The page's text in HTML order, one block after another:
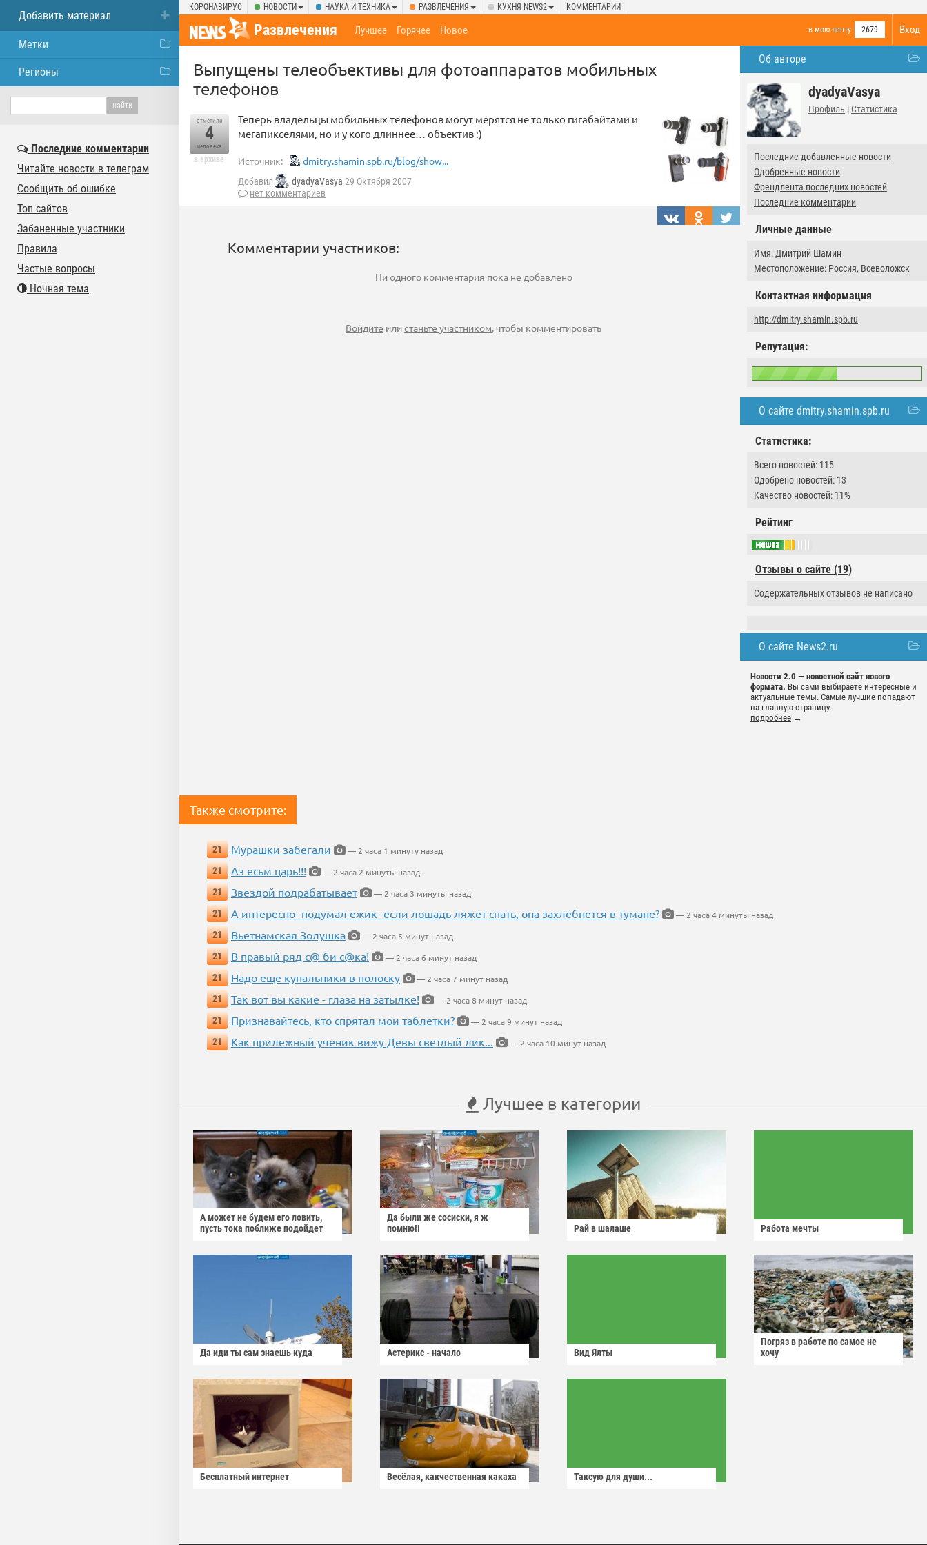
КОРОНАВИРУС НОВОСТИ НАУКА И ТЕХНИКА РАЗВЛЕЧЕНИЯ КУХНЯ NEWS2 КОММЕНТАРИИ
Вход
Развлечения в мою ленту 2679
Лучшее Горячее Новое
Об авторе
dyadyaVasya
Профиль | Статистика
Последние добавленные новости
Одобренные новости
Френдлента последних новостей
Последние комментарии
Личные данные
Имя: Дмитрий Шамин
Местоположение: Россия, Всеволожск
Контактная информация
http://dmitry.shamin.spb.ru
Репутация:
О сайте dmitry.shamin.spb.ru
Статистика:
Всего новостей: 115
Одобрено новостей: 13
Качество новостей: 11%
Рейтинг
Отзывы о сайте (19)
Содержательных отзывов не написано
О сайте News2.ru
Новости 2.0 — новостной сайт нового
формата. Вы сами выбираете интересные и
актуальные темы. Самые лучшие попадают
на главную страницу.
подробнее →
Выпущены телеобъективы для фотоаппаратов мобильных
телефонов
отметили
4
человека
в архиве
Теперь владельцы мобильных телефонов могут мерятся не только гигабайтами и
мегапикселями, но и у кого длиннее… объектив :)
Источник: dmitry.shamin.spb.ru/blog/show...
Добавил dyadyaVasya 29 Октября 2007
нет комментариев
Комментарии участников:
Ни одного комментария пока не добавлено
Войдите илистаньте участником, чтобы комментировать
Также смотрите:
21 Мурашки забегали
— 2 часа 1 минуту назад
21
Аз есьм царь!!!
— 2 часа 2 минуты назад
21
Звездой подрабатывает
— 2 часа 3 минуты назад
21
А интересно- подумал ежик- если лошадь ляжет спать, она захлебнется в тумане?
— 2 часа 4 минуты назад
21
Вьетнамская Золушка
— 2 часа 5 минут назад
21
В правый ряд с@ би с@ка!
— 2 часа 6 минут назад
21
Надо еще купальники в полоску
— 2 часа 7 минут назад
21
Так вот вы какие - глаза на затылке!
— 2 часа 8 минут назад
21
Признавайтесь, кто спрятал мои таблетки?
— 2 часа 9 минут назад
21
Как прилежный ученик вижу Девы светлый лик... — 2 часа 10 минут назад
Лучшее в категории
А может не будем его ловить,
пусть тока поближе подойдет
Да были же сосиски, я ж
помню!!
Рай в шалаше Работа мечты
Да иди ты сам знаешь куда Астерикс - начало Вид Ялты
Погряз в работе по самое не
хочу
Бесплатный интернет Весёлая, какчественная какаха Таксую для души...
Добавить материал
Метки
Регионы
Последние комментарии
Читайте новости в телеграм
Сообщить об ошибке
Топ сайтов
Забаненные участники
Правила
Частые вопросы
Ночная тема